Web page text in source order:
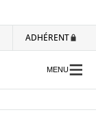
ADHÉRENT
MENU